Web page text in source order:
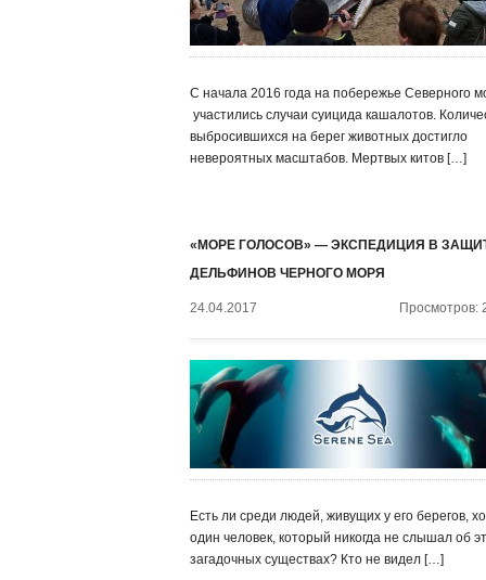
С начала 2016 года на побережье Северного
участились случаи суицида кашалотов.
выбросившихся на берег животных достигло
невероятных масштабов. Мертвых китов […]
«МОРЕ ГОЛОСОВ» — ЭКСПЕДИЦИЯ В
ДЕЛЬФИНОВ ЧЕРНОГО МОРЯ
24.04.2017 Просмотров:
Есть ли среди людей, живущих у его берегов,
один человек, который никогда не слышал об
загадочных существах? Кто не видел […]